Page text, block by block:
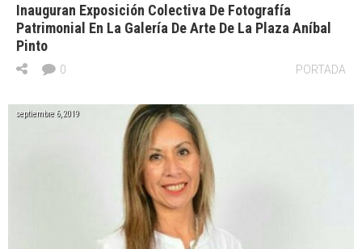
Inauguran Exposición Colectiva De Fotografía
Patrimonial En La Galería De Arte De La Plaza Aníbal
Pinto
PORTADA
0
septiembre 6, 2019